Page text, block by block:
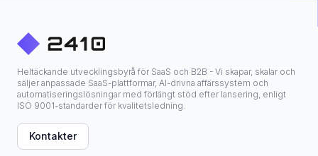
Heltäckande utvecklingsbyrå för SaaS och B2B - Vi skapar, skalar och
säljer anpassade SaaS-plattformar, AI-drivna affärssystem och
automatiseringslösningar med förlängt stöd efter lansering, enligt
ISO 9001-standarder för kvalitetsledning.
Kontakter